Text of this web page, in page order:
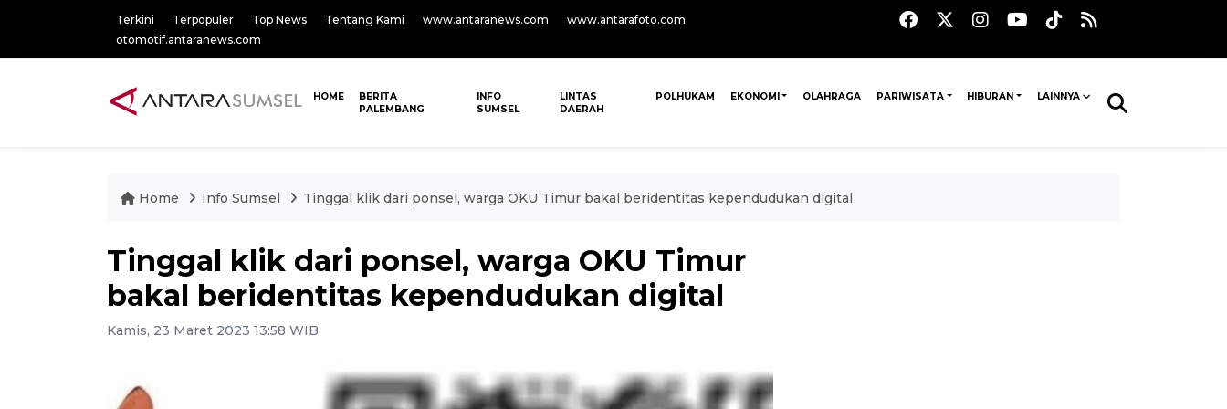
Terkini Terpopuler Top News Tentang Kami www.antaranews.com
www.antarafoto.com
otomotif.antaranews.com
HOME
BERITA
PALEMBANG
INFO
SUMSEL
LINTAS
DAERAH
POLHUKAM EKONOMI OLAHRAGA PARIWISATA HIBURAN LAINNYA
Home Info Sumsel Tinggal klik dari ponsel, warga OKU Timur bakal beridentitas kependudukan digital
Tinggal klik dari ponsel, warga OKU Timur
bakal beridentitas kependudukan digital
Kamis, 23 Maret 2023 13:58 WIB